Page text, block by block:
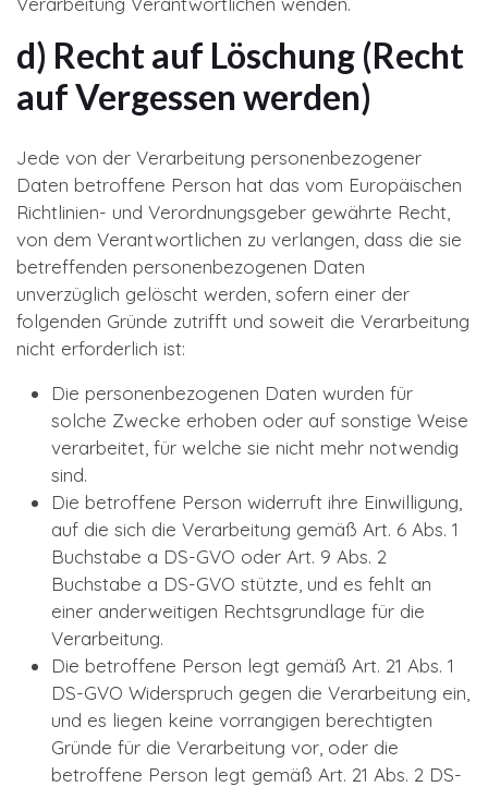
d) Recht auf Löschung (Recht
auf Vergessen werden)
Jede von der Verarbeitung personenbezogener
Daten betroffene Person hat das vom Europäischen
Richtlinien- und Verordnungsgeber gewährte Recht,
von dem Verantwortlichen zu verlangen, dass die sie
betreffenden personenbezogenen Daten
unverzüglich gelöscht werden, sofern einer der
folgenden Gründe zutrifft und soweit die Verarbeitung
nicht erforderlich ist:
Die personenbezogenen Daten wurden für
solche Zwecke erhoben oder auf sonstige Weise
verarbeitet, für welche sie nicht mehr notwendig
sind.
Die betroffene Person widerruft ihre Einwilligung,
auf die sich die Verarbeitung gemäß Art. 6 Abs. 1
Buchstabe a DS-GVO oder Art. 9 Abs. 2
Buchstabe a DS-GVO stützte, und es fehlt an
einer anderweitigen Rechtsgrundlage für die
Verarbeitung.
Die betroffene Person legt gemäß Art. 21 Abs. 1
DS-GVO Widerspruch gegen die Verarbeitung ein,
und es liegen keine vorrangigen berechtigten
Gründe für die Verarbeitung vor, oder die
betroffene Person legt gemäß Art. 21 Abs. 2 DS-